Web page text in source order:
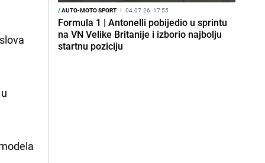
/AUTO-MOTO SPORT I 04.07.26. 17:55
Formula 1 | Antonelli pobijedio u sprintu
na VN Velike Britanije i izborio najbolju
startnu poziciju